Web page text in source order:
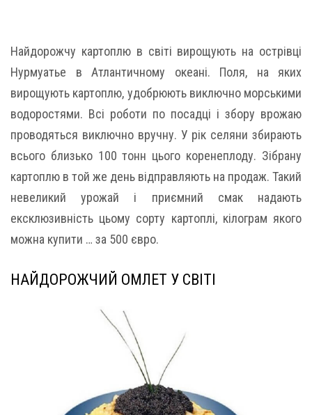
Найдорожчу картоплю в світі вирощують на острівці
Нурмуатье в Атлантичному океані. Поля, на яких
вирощують картоплю, удобрюють виключно морськими
водоростями. Всі роботи по посадці і збору врожаю
проводяться виключно вручну. У рік селяни збирають
всього близько 100 тонн цього коренеплоду. Зібрану
картоплю в той же день відправляють на продаж. Такий
невеликий урожай і приємний смак надають
ексклюзивність цьому сорту картоплі, кілограм якого
можна купити … за 500 євро.
НАЙДОРОЖЧИЙ ОМЛЕТ У СВІТІ